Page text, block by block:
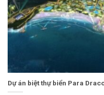
Dự án biệt thự biển Para